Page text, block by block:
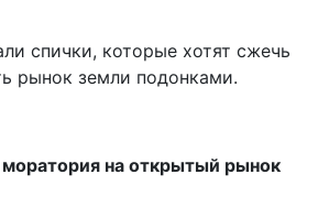
спички, которые хотят сжечь
рынок земли подонками.
моратория на открытый рынок